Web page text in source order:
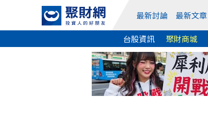
最新討論 最新文章
台股資訊
聚財商城